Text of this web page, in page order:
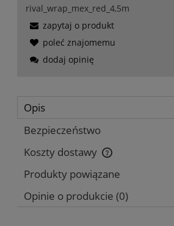
rival_wrap_mex_red_4,5m
zapytaj o produkt
poleć znajomemu
dodaj opinię
Opis
Bezpieczeństwo
Koszty dostawy
Cena nie zawiera ewentualnych kosztów
Produkty powiązane
Opinie o produkcie (0)